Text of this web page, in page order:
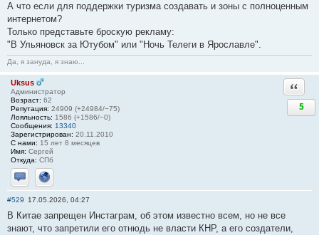
А что если для поддержки туризма создавать и зоны с полноценным
интернетом?
Только представьте броскую рекламу:
"В Ульяновск за Ютубом" или "Ночь Телеги в Ярославле".
Да, я зануда, я знаю...
Uksus
Администратор
Возраст: 62
Репутация: 24909 (+24984/−75)
Лояльность: 1586 (+1586/−0)
Сообщения: 13340
Зарегистрирован: 20.11.2010
С нами: 15 лет 8 месяцев
Имя: Сергей
Откуда: СПб
Отправить личное сообщение
Сайт
5
#529 17.05.2026, 04:27
В Китае запрещен Инстаграм, об этом известно всем, но не все
знают, что запретили его отнюдь не власти КНР, а его создатели,